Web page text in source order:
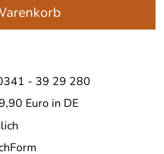
- 39 29 280
Euro in DE